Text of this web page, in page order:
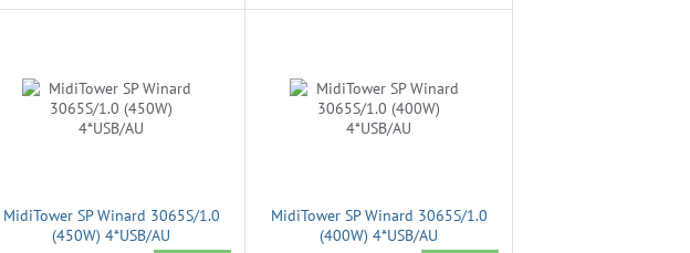
MidiTower SP Winard 3065S/1.0
(450W) 4*USB/AU
MidiTower SP Winard 3065S/1.0
(400W) 4*USB/AU